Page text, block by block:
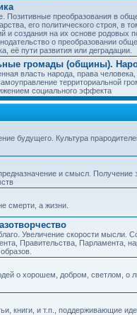
преобразования в
его политического строя, в
и создания на их основе родовых
о преобразовании
её пути развития или деградации.
громады (общины).
власть народа, права
территориальной
социального эффекта
будущего. Культура
и смысл. Получение
смерти, а жизни.
Увеличение скорости мысли.
Правительства, Парламента,
о хорошем, добром, светлом, о
книги, и т.п., поддерживающие